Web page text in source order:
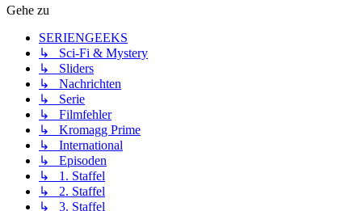
Gehe zu
SERIENGEEKS
↳ Sci-Fi & Mystery
↳ Sliders
↳ Nachrichten
↳ Serie
↳ Filmfehler
↳ Kromagg Prime
↳ International
↳ Episoden
↳ 1. Staffel
↳ 2. Staffel
↳ 3. Staffel